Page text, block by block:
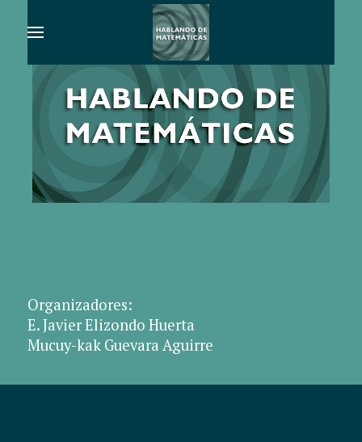
Organizadores:
E. Javier Elizondo Huerta
Mucuy-kak Guevara Aguirre